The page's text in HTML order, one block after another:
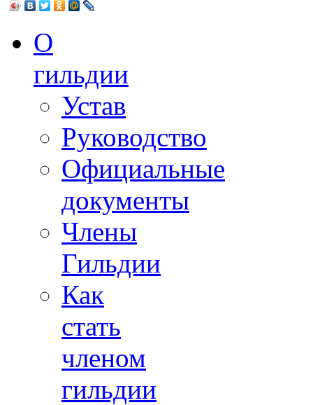
О
гильдии
Устав
Руководство
Официальные
документы
Члены
Гильдии
Как
стать
членом
гильдии